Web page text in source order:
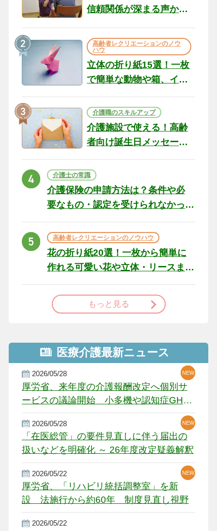
信頼関係が深まる声かけ
の現場から（22）
高齢者レクリエーションのノウ
ハウ
立体の折り紙15選！一枚
で簡単な動物や箱、イン
テリアになる作品まで
介護職のスキルアップ
介護施設で使える！高齢
者向け誕生日メッセージ
の例文と書き方のポイン
ト
介護士の常識
介護保険の申請方法は？条件や必
要なもの・認定を受けられなかっ
た場合の対処法
高齢者レクリエーションのノウハウ
花の折り紙20選！一枚から簡単に
作れる可愛い花や立体・リースま
で
もっと見る
医療介護最新ニュース
2026/05/28
厚労省、来年度の介護報酬改定へ個別サ
ービスの議論開始 小多機や認知症GH、
厳しい経営環境に危機感
NEW
NEW
NEW
2026/05/28
「在医総管」の要件見直しに伴う届出の
扱いなどを明確化 ～ 26年度改定疑義解釈
NEW
NEW
2026/05/22
厚労省、「リハビリ統括調整室」を新
設 法施行から約60年 制度見直し視野
NEW
2026/05/22